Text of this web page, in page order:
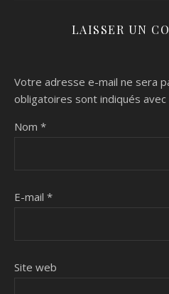
LAISSER UN
Votre adresse e-mail ne sera
obligatoires sont indiqués avec
Nom *
E-mail *
Site web